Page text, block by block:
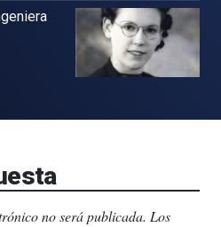
no será publicada. Los